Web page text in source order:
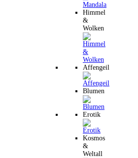
Himmel
&
Wolken
Affengeil
Blumen
Erotik
Kosmos
&
Weltall